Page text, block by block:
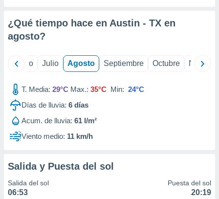
e
mediante
publicidad
publicidad
de
1199
¿Qué tiempo hace en Austin - TX en
agosto?
Junio Julio Agosto Septiembre Octubre
T. Media: 29°C Max.: 35°C Min: 24°C
Días de lluvia: 6 días
Acum. de lluvia: 61 l/m²
Viento medio: 11 km/h
Salida y Puesta del sol
Salida del sol
06:53
Puesta del sol
20:19